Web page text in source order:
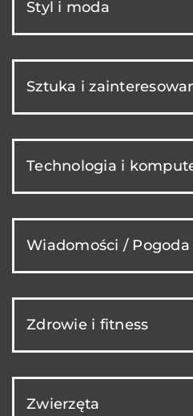
Styl i moda
Sztuka i
Technologia i
Wiadomości /
Zdrowie i fitness
Zwierzęta